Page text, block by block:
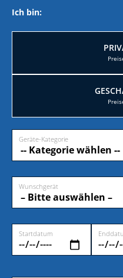
Ich bin:
Geräte-Kategorie
Wunschgerät
Startdatum